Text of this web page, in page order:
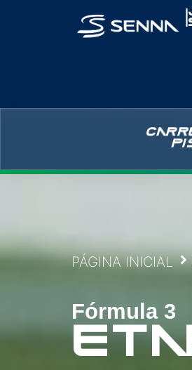
|
PÁGINA INICIAL
Fórmula 3